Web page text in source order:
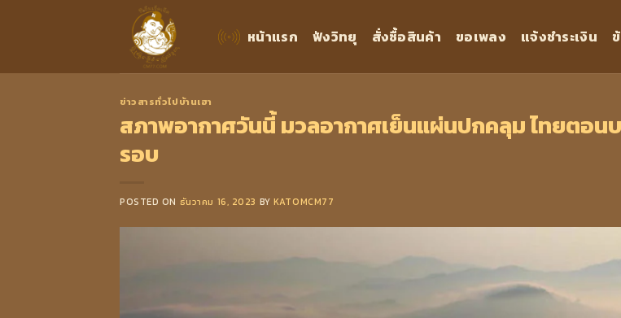
หน้าแรก ฟังวิทยุ สั่งซื้อสินค้า ขอเพลง แจ้งชำระเงิน
ข่าวสารทั่วไปบ้านเฮา
สภาพอากาศวันนี้ มวลอากาศเย็นแผ่นปกคลุม ไทยตอน
รอบ
POSTED ON ธันวาคม 16, 2023 BY KATOMCM77